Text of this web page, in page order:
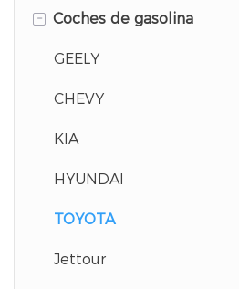
Lixiang
Deepal
Zeekr
BYD
volkswagen
voyah
motor de salto
- Coches de gasolina
GEELY
CHEVY
KIA
HYUNDAI
TOYOTA
Jettour